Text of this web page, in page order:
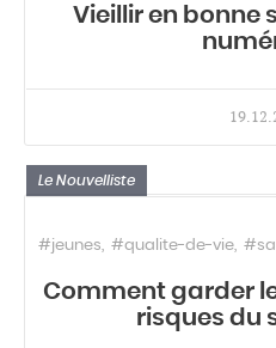
Vieillir en bonne
Le Nouvelliste
#jeunes #qualite-de-vie
Comment garder
risques du